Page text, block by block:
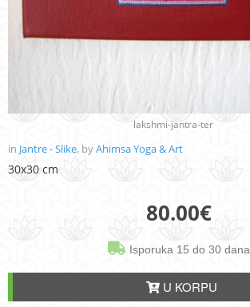
lakshmi-jantra-ter
in Jantre - Slike, byAhimsa Yoga & Art
30x30 cm
80.00€
Isporuka 15 do 30 dana
U KORPU